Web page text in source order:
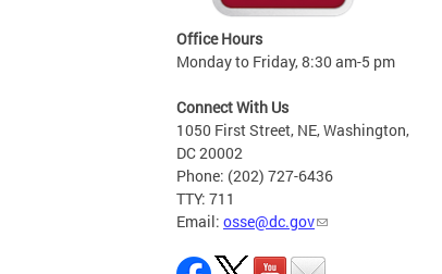
Office Hours
Monday to Friday, 8:30 am-5 pm
Connect With Us
1050 First Street, NE, Washington,
DC 20002
Phone: (202) 727-6436
TTY: 711
Email: osse@dc.gov